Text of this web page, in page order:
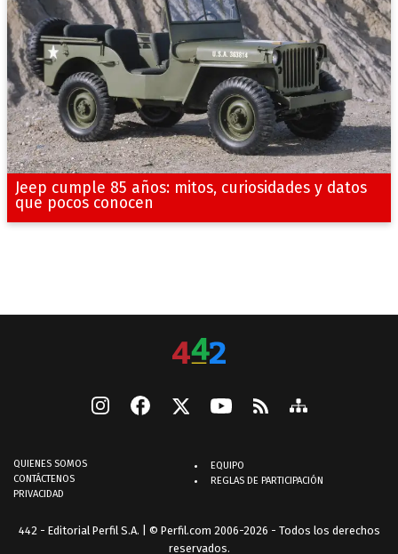
Jeep cumple 85 años: mitos, curiosidades y datos
que pocos conocen
QUIENES SOMOS
CONTÁCTENOS
PRIVACIDAD
EQUIPO
REGLAS DE PARTICIPACIÓN
442 - Editorial Perfil S.A. | © Perfil.com 2006-2026 - Todos los derechos
reservados.